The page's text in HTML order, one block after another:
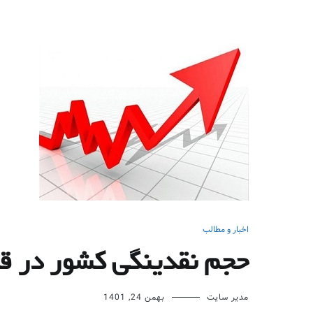
اخبار و مطالب
حجم نقدینگی کشور در قله
مدیر سایت بهمن 24, 1401